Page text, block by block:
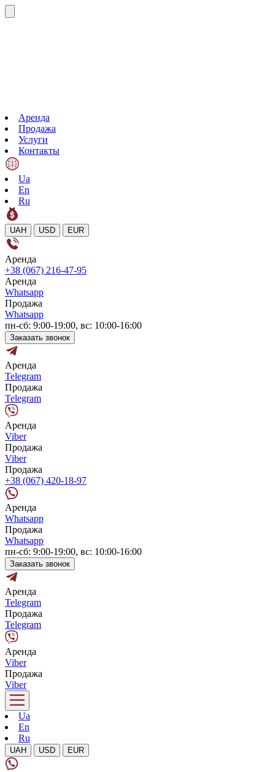
Аренда
Продажа
Услуги
Контакты
Ua
En
Ru
UAH USD EUR
Аренда
+38 (067) 216-47-95
Аренда
Whatsapp
Продажа
Whatsapp
пн-сб: 9:00-19:00, вс: 10:00-16:00
Заказать звонок
Аренда
Telegram
Продажа
Telegram
Аренда
Viber
Продажа
Viber
Продажа
+38 (067) 420-18-97
Аренда
Whatsapp
Продажа
Whatsapp
пн-сб: 9:00-19:00, вс: 10:00-16:00
Заказать звонок
Аренда
Telegram
Продажа
Telegram
Аренда
Viber
Продажа
Viber
Ua
En
Ru
UAH USD EUR